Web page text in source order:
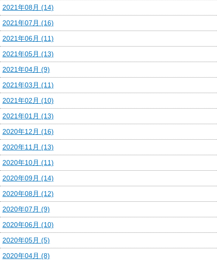
2021年08月 (14)
2021年07月 (16)
2021年06月 (11)
2021年05月 (13)
2021年04月 (9)
2021年03月 (11)
2021年02月 (10)
2021年01月 (13)
2020年12月 (16)
2020年11月 (13)
2020年10月 (11)
2020年09月 (14)
2020年08月 (12)
2020年07月 (9)
2020年06月 (10)
2020年05月 (5)
2020年04月 (8)